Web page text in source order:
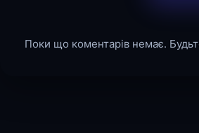
Поки що коментарів немає.